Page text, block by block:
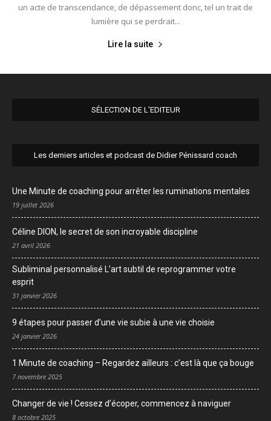
un acte de transcendance, de dépassement donc, tel un trait de
lumière qui se perdrait...
Lire la suite
SÉLECTION DE L'EDITEUR
Les derniers articles et podcast de Didier Pénissard coach
Une Minute de coaching pour arrêter les ruminations mentales
19 juillet 2026
Céline DION, le secret de son incroyable discipline
21 avril 2026
Subliminal personnalisé L’art subtil de reprogrammer votre
esprit
31 janvier 2026
9 étapes pour passer d’une vie subie à une vie choisie
24 janvier 2026
1 Minute de coaching – Regardez ailleurs : c’est là que ça bouge
7 novembre 2025
Changer de vie ! Cessez d’écoper, commencez à naviguer
8 octobre 2025